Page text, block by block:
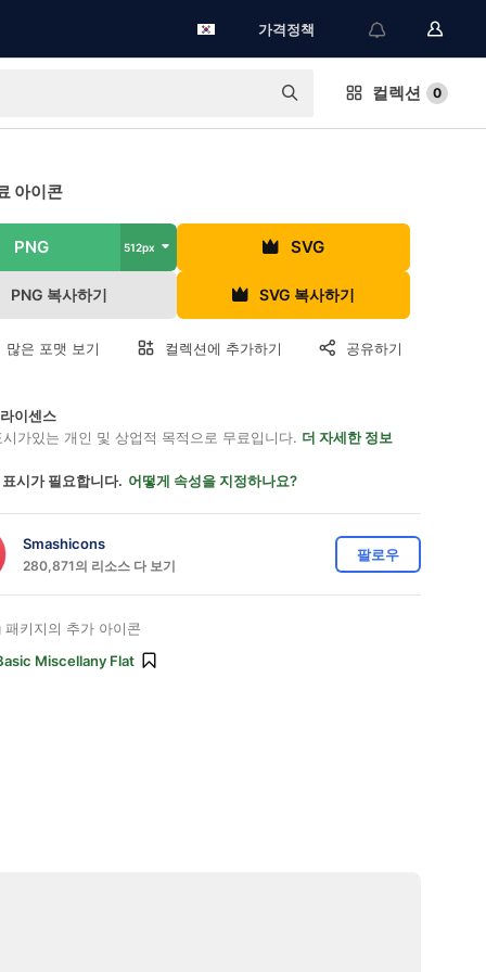
가격정책
컬렉션 0
아이콘
PNG 512px SVG
PNG 복사하기 SVG 복사하기
많은 포맷 보기 컬렉션에 추가하기 공유하기
이센스
가있는 개인 및 상업적 목적으로 무료입니다. 더 자세한 정보
시가 필요합니다. 어떻게 속성을 지정하나요?
Smashicons
280,871의 리소스 다 보기
팔로우
패키지의 추가 아이콘
Miscellany Flat